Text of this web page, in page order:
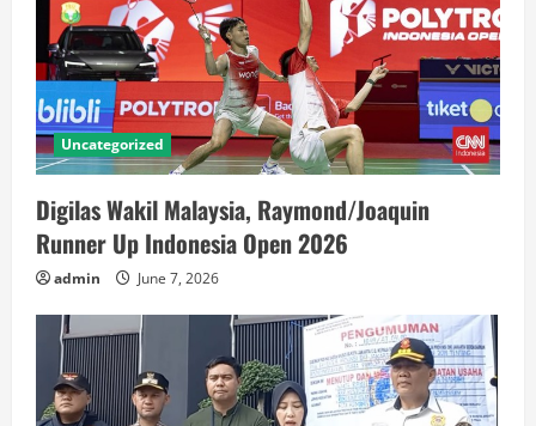
Uncategorized
Digilas Wakil Malaysia, Raymond/Joaquin
Runner Up Indonesia Open 2026
admin June 7, 2026